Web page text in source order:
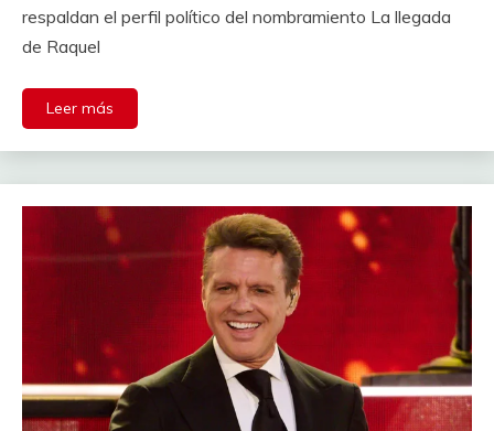
respaldan el perfil político del nombramiento La llegada
de Raquel
Leer más